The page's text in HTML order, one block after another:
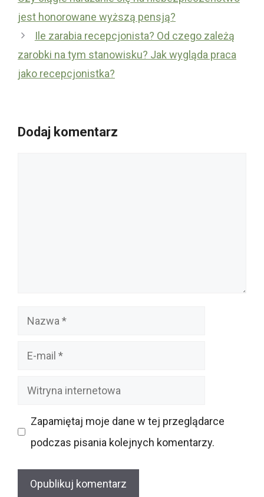
jest honorowane wyższą pensją?
Ile zarabia recepcjonista? Od czego zależą
zarobki na tym stanowisku? Jak wygląda praca
jako recepcjonistka?
Dodaj komentarz
Nazwa
Witryna
Zapamiętaj moje dane w tej przeglądarce
podczas pisania kolejnych komentarzy.